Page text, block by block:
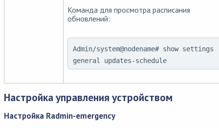
Команда для просмотра расписания
обновлений:
Admin/system@nodename# show settings
general updates-schedule
Настройка управления устройством
Настройка Radmin-emergency